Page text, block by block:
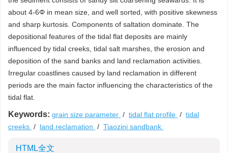
about 4-6Φ in mean size, and well sorted, with positive skewness
and sharp kurtosis. Components of saltation dominate. The
depositional features of the tidal flat deposits are mainly
influenced by tidal creeks, tidal salt marshes, the erosion and
deposition of the sand banks and land reclamation activities.
Irregular coastlines caused by land reclamation in different
periods are the main factor influencing the characteristics of the
tidal flat.
Keywords: grain size parameter / tidal flat profile / tidal
creeks / land reclamation / Tiaozini sandbank
HTML全文